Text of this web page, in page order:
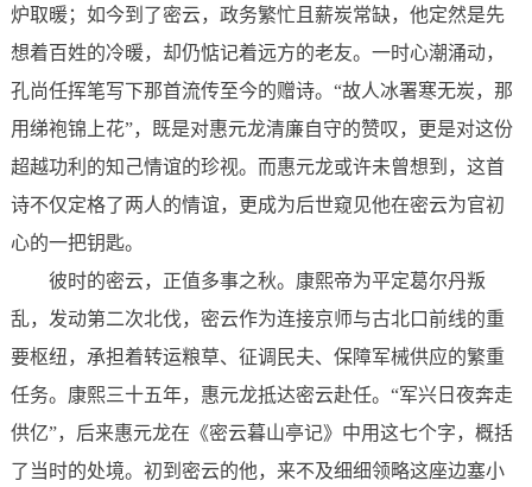
炉取暖；如今到了密云，政务繁忙且薪炭常缺，他定然是先
想着百姓的冷暖，却仍惦记着远方的老友。一时心潮涌动，
孔尚任挥笔写下那首流传至今的赠诗。“故人冰署寒无炭，那
用绨袍锦上花”，既是对惠元龙清廉自守的赞叹，更是对这份
超越功利的知己情谊的珍视。而惠元龙或许未曾想到，这首
诗不仅定格了两人的情谊，更成为后世窥见他在密云为官初
心的一把钥匙。
彼时的密云，正值多事之秋。康熙帝为平定葛尔丹叛
乱，发动第二次北伐，密云作为连接京师与古北口前线的重
要枢纽，承担着转运粮草、征调民夫、保障军械供应的繁重
任务。康熙三十五年，惠元龙抵达密云赴任。“军兴日夜奔走
供亿”，后来惠元龙在《密云暮山亭记》中用这七个字，概括
了当时的处境。初到密云的他，来不及细细领略这座边塞小